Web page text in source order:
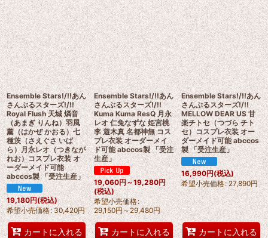
Ensemble Stars!/!!あん
さんぶるスターズ!/!!
Royal Flush 天城 燐音
（あまぎ りんね）羽風
薰（はかぜ かおる）七
種茨（さえぐさ いば
ら）月永レオ（つきなが
れお）コスプレ衣装 オ
ーダーメイド可能
abccos製 「受注生産」
19,180円(税込)
希望小売価格: 30,420円
カートに入れる
Ensemble Stars!/!!あん
さんぶるスターズ!/!!
Kuma Kuma ResQ 月永
レオ 仁兔なずな 姫宮桃
李 遊木真 名都神無 コス
プレ衣装 オーダーメイ
ド可能 abccos製 「受注
生産」
19,060円～19,280円
(税込)
希望小売価格:
29,150円～29,480円
カートに入れる
Ensemble Stars!/!!あん
さんぶるスターズ!/!!
MELLOW DEAR US 甘
楽チトセ（つづら チト
セ）コスプレ衣装 オー
ダーメイド可能 abccos
製 「受注生産」
16,990円(税込)
希望小売価格: 27,890円
カートに入れる